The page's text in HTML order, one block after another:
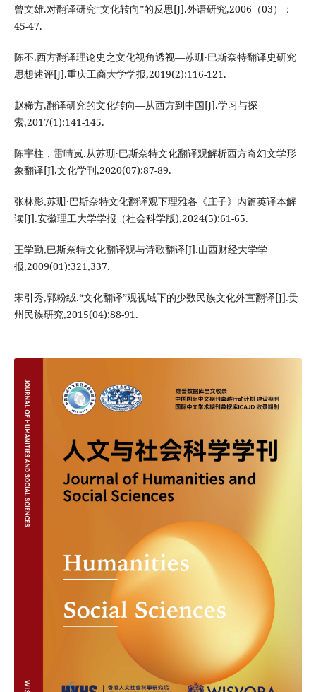
曾文雄.对翻译研究“文化转向”的反思[J].外语研究,2006（03）：
45-47.
陈丕.西方翻译理论史之文化视角透视—苏珊·巴斯奈特翻译史研究
思想述评[J].重庆工商大学学报,2019(2):116-121.
赵稀方,翻译研究的文化转向—从西方到中国[J].学习与探
索,2017(1):141-145.
陈宇柱，雷晴岚.从苏珊·巴斯奈特文化翻译观解析西方奇幻文学形
象翻译[J].文化学刊,2020(07):87-89.
张林影,苏珊·巴斯奈特文化翻译观下理雅各《庄子》内篇英译本解
读[J].安徽理工大学学报（社会科学版),2024(5):61-65.
王学勤,巴斯奈特文化翻译观与诗歌翻译[J].山西财经大学学
报,2009(01):321,337.
宋引秀,郭粉绒.“文化翻译”观视域下的少数民族文化外宣翻译[J].贵
州民族研究,2015(04):88-91.